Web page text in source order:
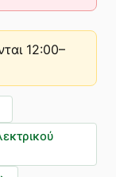
12:00–